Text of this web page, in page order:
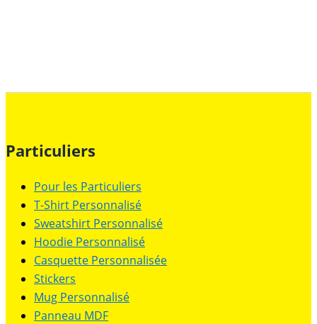
Particuliers
Pour les Particuliers
T-Shirt Personnalisé
Sweatshirt Personnalisé
Hoodie Personnalisé
Casquette Personnalisée
Stickers
Mug Personnalisé
Panneau MDF